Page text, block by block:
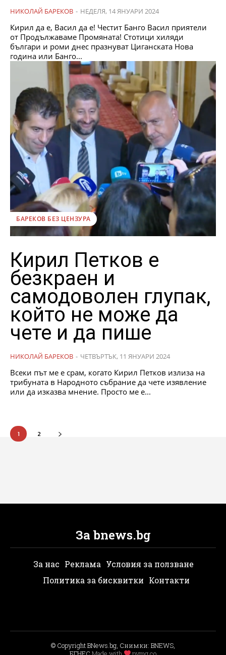
НИКОЛАЙ БАРЕКОВ - НЕДЕЛЯ, 14 ЯНУАРИ 2024
Кирил да е, Васил да е! Честит Банго Васил приятели
от Продължаваме Промяната! Стотици хиляди
българи и роми днес празнуват Циганската Нова
година или Банго...
БАРЕКОВ БЕЗ ЦЕНЗУРА
Кирил Петков е
безкраен и
самодоволен глупак,
който не може да
чете и да пише
НИКОЛАЙ БАРЕКОВ - ЧЕТВЪРТЪК, 11 ЯНУАРИ 2024
Всеки път ме е срам, когато Кирил Петков излиза на
трибуната в Народното събрание да чете изявление
или да изказва мнение. Просто ме е...
1 2
За bnews.bg
За нас Реклама Условия за ползване
Политика за бисквитки Контакти
© Copyright BNews.bg, Снимки: BNEWS,